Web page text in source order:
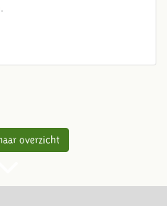
overzicht